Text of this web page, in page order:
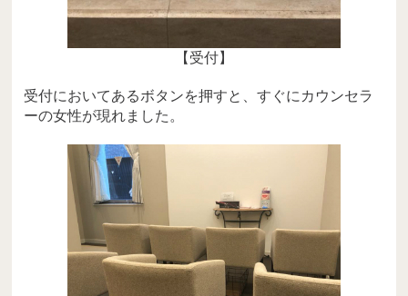
【受付】
受付においてあるボタンを押すと、すぐにカウンセラ
ーの女性が現れました。